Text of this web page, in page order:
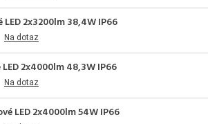
2x3200lm 38,4W IP66
Na dotaz
2x4000lm 48,3W IP66
Na dotaz
LED 2x4000lm 54W IP66